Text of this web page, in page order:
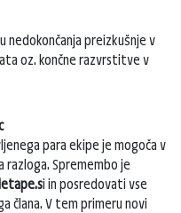
nedokončanja preizkušnje v
oz. končne razvrstitve v
para ekipe je mogoča v
razloga. Spremembo je
i in posredovati vse
člana. V tem primeru novi